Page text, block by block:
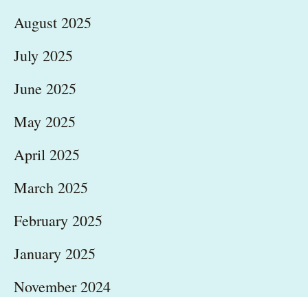
August 2025
July 2025
June 2025
May 2025
April 2025
March 2025
February 2025
January 2025
November 2024